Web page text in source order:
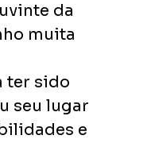
da
muita
ter sido
seu lugar
e